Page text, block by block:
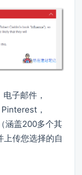
子邮件，
，
涵盖200多个其
上传您选择的自